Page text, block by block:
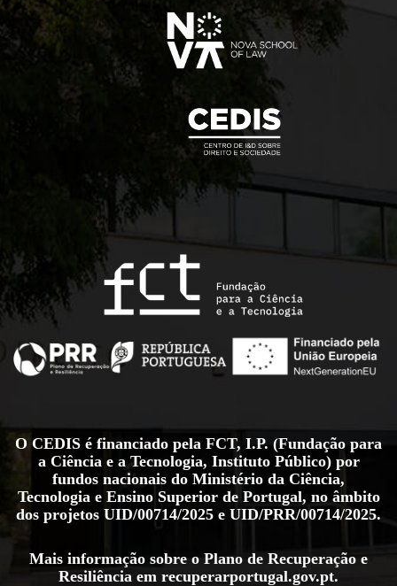
O CEDIS é financiado pela FCT, I.P. (Fundação para
a Ciência e a Tecnologia, Instituto Público) por
fundos nacionais do Ministério da Ciência,
Tecnologia e Ensino Superior de Portugal, no âmbito
dos projetos UID/00714/2025 e UID/PRR/00714/2025.
Mais informação sobre o Plano de Recuperação e
Resiliência em recuperarportugal.gov.pt.